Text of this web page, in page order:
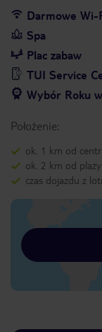
Darmowe Wi-
Spa
Plac zabaw
TUI Service
Wybór Roku
Położenie:
ok. 1 km od
ok. 2 km od plaży
czas dojazdu z